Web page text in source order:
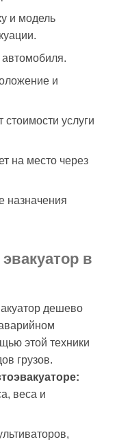
и модель
автомобиля.
и
стоимости услуги
на место через
назначения
в
дешево
этой техники
грузов.
веса и